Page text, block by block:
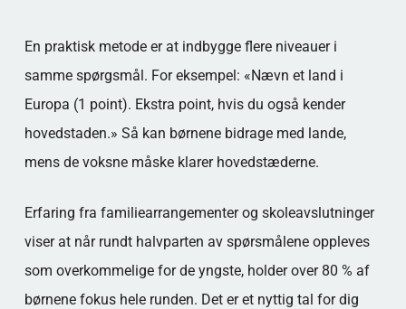
En praktisk metode er at indbygge flere niveauer i
samme spørgsmål. For eksempel: «Nævn et land i
Europa (1 point). Ekstra point, hvis du også kender
hovedstaden.» Så kan børnene bidrage med lande,
mens de voksne måske klarer hovedstæderne.
Erfaring fra familiearrangementer og skoleavslutninger
viser at når rundt halvparten av spørsmålene oppleves
som overkommelige for de yngste, holder over 80 % af
børnene fokus hele runden. Det er et nyttig tal for dig